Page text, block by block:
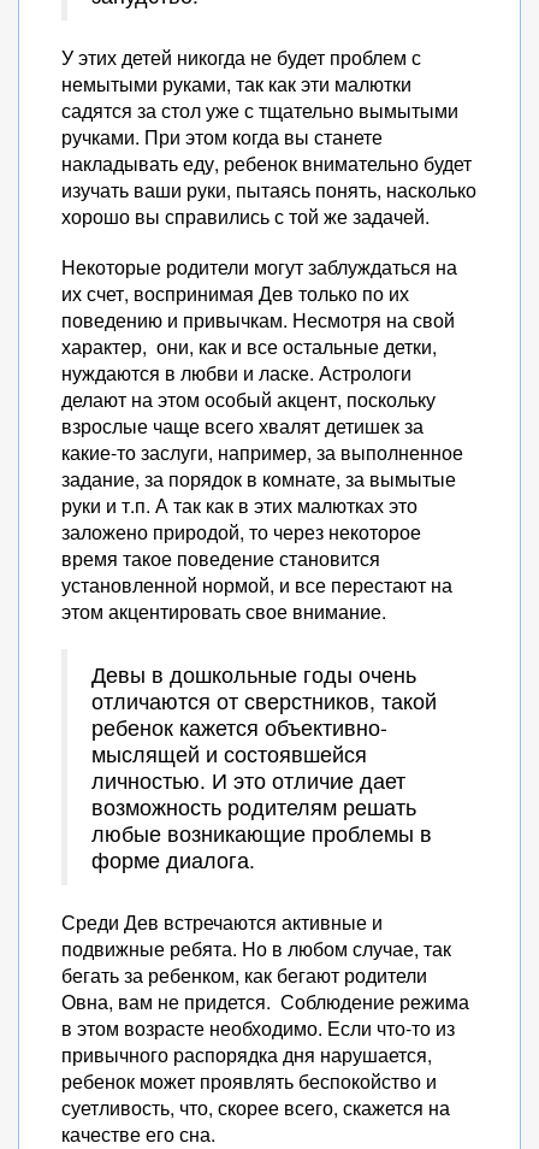
У этих детей никогда не будет проблем с
немытыми руками, так как эти малютки
садятся за стол уже с тщательно вымытыми
ручками. При этом когда вы станете
накладывать еду, ребенок внимательно будет
изучать ваши руки, пытаясь понять, насколько
хорошо вы справились с той же задачей.
Некоторые родители могут заблуждаться на
их счет, воспринимая Дев только по их
поведению и привычкам. Несмотря на свой
характер, они, как и все остальные детки,
нуждаются в любви и ласке. Астрологи
делают на этом особый акцент, поскольку
взрослые чаще всего хвалят детишек за
какие-то заслуги, например, за выполненное
задание, за порядок в комнате, за вымытые
руки и т.п. А так как в этих малютках это
заложено природой, то через некоторое
время такое поведение становится
установленной нормой, и все перестают на
этом акцентировать свое внимание.
Девы в дошкольные годы очень
отличаются от сверстников, такой
ребенок кажется объективно-
мыслящей и состоявшейся
личностью. И это отличие дает
возможность родителям решать
любые возникающие проблемы в
форме диалога.
Среди Дев встречаются активные и
подвижные ребята. Но в любом случае, так
бегать за ребенком, как бегают родители
Овна, вам не придется. Соблюдение режима
в этом возрасте необходимо. Если что-то из
привычного распорядка дня нарушается,
ребенок может проявлять беспокойство и
суетливость, что, скорее всего, скажется на
качестве его сна.